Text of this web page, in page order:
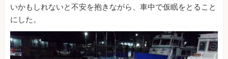
いかもしれないと不安を抱きながら、車中で仮眠をとること
にした。